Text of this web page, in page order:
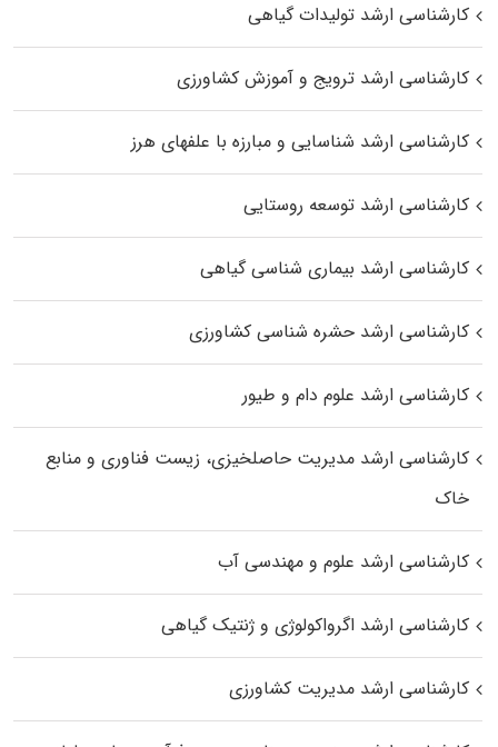
کارشناسی ارشد تولیدات گیاهی
کارشناسی ارشد ترویج و آموزش کشاورزی
کارشناسی ارشد شناسایی و مبارزه با علفهای هرز
کارشناسی ارشد توسعه روستایی
کارشناسی ارشد بیماری‌ شناسی گیاهی
کارشناسی ارشد حشره‌ شناسی کشاورزی
کارشناسی ارشد علوم دام و طیور
کارشناسی ارشد مدیریت حاصلخیزی، زیست فناوری و منابع
خاک
کارشناسی ارشد علوم و مهندسی آب
کارشناسی ارشد اگرواکولوژی و ژنتیک گیاهی
کارشناسی ارشد مدیریت کشاورزی